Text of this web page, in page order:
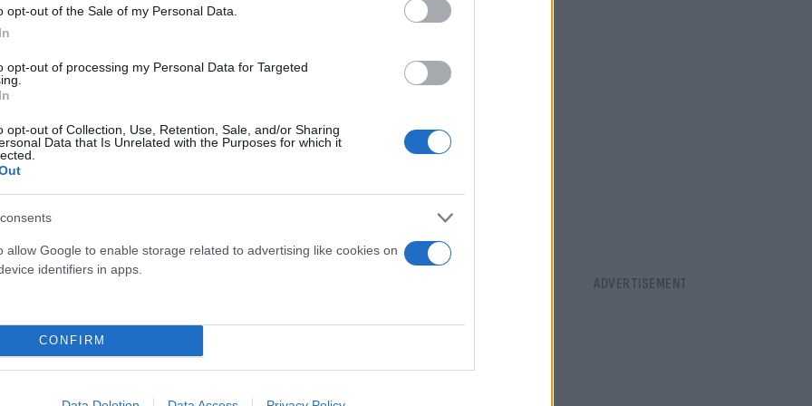
opt-out of the Sale of my Personal Data.
opt-out of processing my Personal Data for Targeted
opt-out of Collection, Use, Retention, Sale, and/or Sharing
Data that Is Unrelated with the Purposes for which it
allow Google to enable storage related to advertising like cookies on
identifiers in apps.
CONFIRM
ευρωκοινοβούλιο ως ο εμβληματικός αρχηγός της Εθνικής
του ΠΑΟΚ, ο κ. Ζαγοράκης, υποστήριξε πως η δράση
του Ευρωπαϊκού Κοινοβουλίου και όλοι μπορούν να έχουν
κάνει στις Βρυξέλλες.